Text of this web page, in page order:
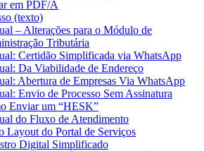
em PDF/A
(texto)
– Alterações para o Módulo de
Tributária
Certidão Simplificada via WhatsApp
Da Viabilidade de Endereço
Abertura de Empresas Via WhatsApp
Envio de Processo Sem Assinatura
Enviar um “HESK”
do Fluxo de Atendimento
Layout do Portal de Serviços
Digital Simplificado